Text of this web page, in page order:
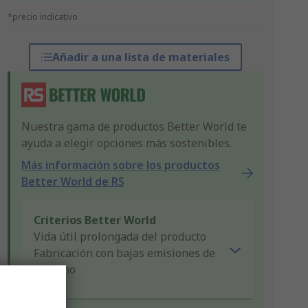
*precio indicativo
Añadir a una lista de materiales
Nuestra gama de productos Better World te
ayuda a elegir opciones más sostenibles.
Más información sobre los productos
Better World de RS
Criterios Better World
Vida útil prolongada del producto
Fabricación con bajas emisiones de
carbono